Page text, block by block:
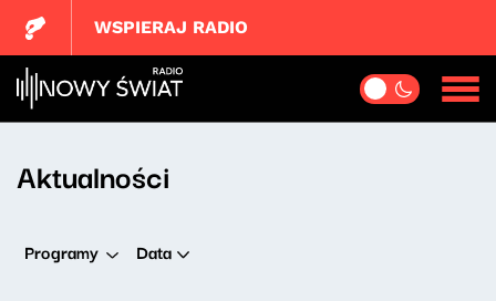
WSPIERAJ RADIO
Aktualności
Programy Data